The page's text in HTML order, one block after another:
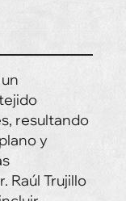
resultando
y
Raúl Trujillo